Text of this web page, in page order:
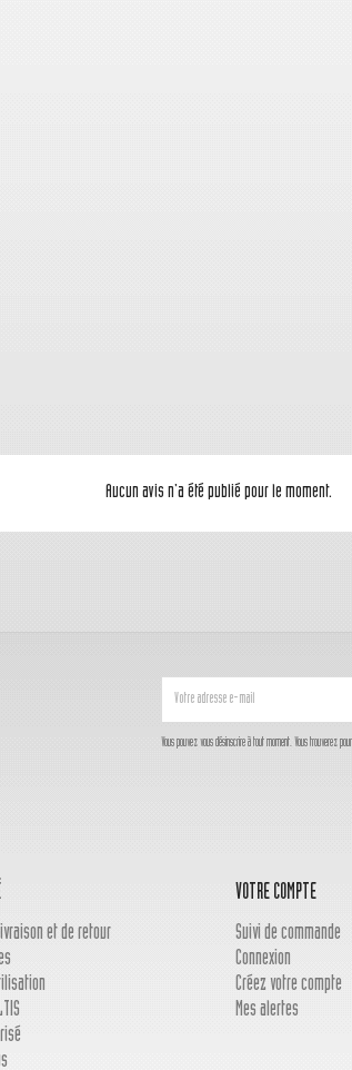
Aucun avis n'a été publié pour le moment.
Vous pouvez vous désinscrire à tout moment. Vous trouverez
et de retour
VOTRE COMPTE
Suivi de commande
Connexion
Créez votre compte
Mes alertes